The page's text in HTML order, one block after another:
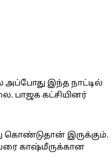
இந்த நாட்டில்
பாஜக கட்சியினர்
கொண்டுதான் இருக்கும்.
காஷ்மீருக்கான